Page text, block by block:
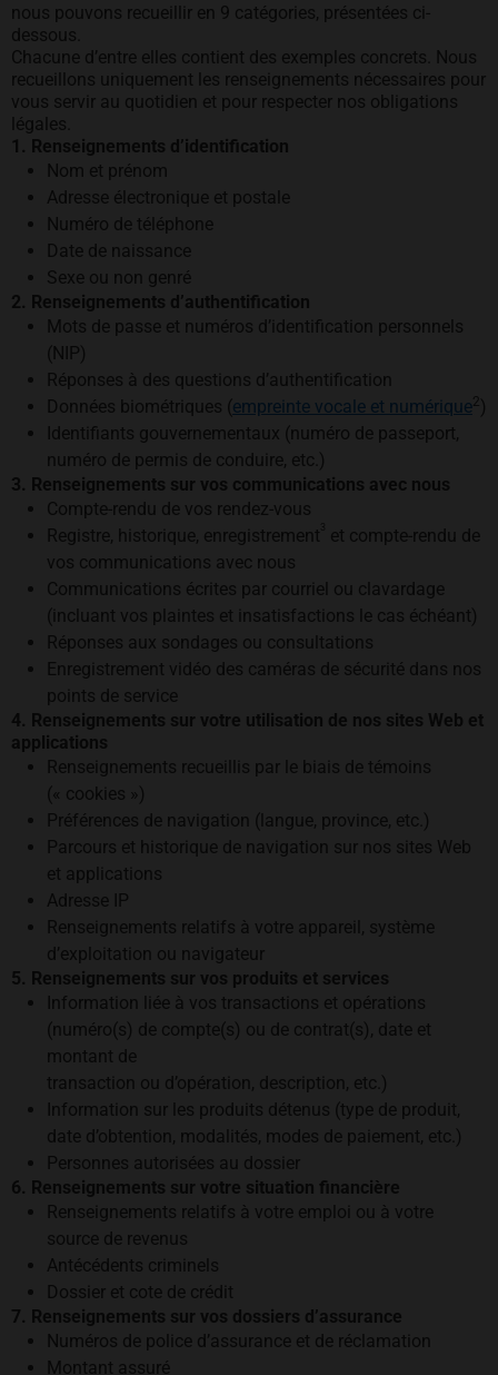
nous pouvons recueillir en 9 catégories, présentées ci-
dessous.
Chacune d’entre elles contient des exemples concrets. Nous
recueillons uniquement les renseignements nécessaires pour
vous servir au quotidien et pour respecter nos obligations
légales.
1. Renseignements d’identification
Nom et prénom
Adresse électronique et postale
Numéro de téléphone
Date de naissance
Sexe ou non genré
2. Renseignements d’authentification
Mots de passe et numéros d’identification personnels
(NIP)
Réponses à des questions d’authentification
Données biométriques (empreinte vocale et numérique2 )
Identifiants gouvernementaux (numéro de passeport,
numéro de permis de conduire, etc.)
3. Renseignements sur vos communications avec nous
Compte-rendu de vos rendez-vous
Registre, historique, enregistrement 3
et compte-rendu de
vos communications avec nous
Communications écrites par courriel ou clavardage
(incluant vos plaintes et insatisfactions le cas échéant)
Réponses aux sondages ou consultations
Enregistrement vidéo des caméras de sécurité dans nos
points de service
4. Renseignements sur votre utilisation de nos sites Web et
applications
Renseignements recueillis par le biais de témoins
(« cookies »)
Préférences de navigation (langue, province, etc.)
Parcours et historique de navigation sur nos sites Web
et applications
Adresse IP
Renseignements relatifs à votre appareil, système
d’exploitation ou navigateur
5. Renseignements sur vos produits et services
Information liée à vos transactions et opérations
(numéro(s) de compte(s) ou de contrat(s), date et
montant de
transaction ou d’opération, description, etc.)
Information sur les produits détenus (type de produit,
date d’obtention, modalités, modes de paiement, etc.)
Personnes autorisées au dossier
6. Renseignements sur votre situation financière
Renseignements relatifs à votre emploi ou à votre
source de revenus
Antécédents criminels
Dossier et cote de crédit
7. Renseignements sur vos dossiers d’assurance
Numéros de police d’assurance et de réclamation
Montant assuré